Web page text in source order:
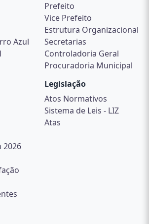
Azul
Prefeito
Vice Prefeito
Estrutura Organizacional
Secretarias
Controladoria Geral
Procuradoria Municipal
2026
Legislação
Atos Normativos
Sistema de Leis - LIZ
Atas